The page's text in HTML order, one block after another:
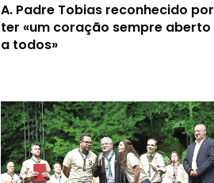
A. Padre Tobias reconhecido por
ter «um coração sempre aberto
a todos»